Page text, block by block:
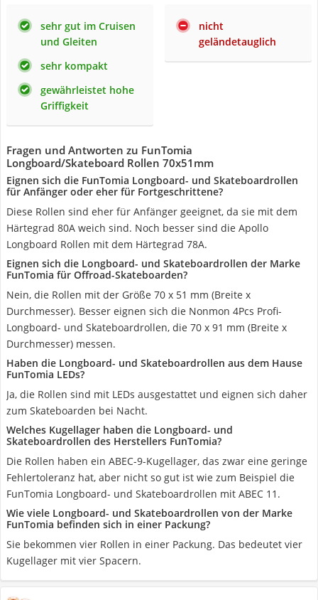
sehr gut im Cruisen
und Gleiten
sehr kompakt
gewährleistet hohe
Griffigkeit
nicht
geländetauglich
Fragen und Antworten zu FunTomia
Longboard/Skateboard Rollen 70x51mm
Eignen sich die FunTomia Longboard- und Skateboardrollen
für Anfänger oder eher für Fortgeschrittene?
Diese Rollen sind eher für Anfänger geeignet, da sie mit dem
Härtegrad 80A weich sind. Noch besser sind die Apollo
Longboard Rollen mit dem Härtegrad 78A.
Eignen sich die Longboard- und Skateboardrollen der Marke
FunTomia für Offroad-Skateboarden?
Nein, die Rollen mit der Größe 70 x 51 mm (Breite x
Durchmesser). Besser eignen sich die Nonmon 4Pcs Profi-
Longboard- und Skateboardrollen, die 70 x 91 mm (Breite x
Durchmesser) messen.
Haben die Longboard- und Skateboardrollen aus dem Hause
FunTomia LEDs?
Ja, die Rollen sind mit LEDs ausgestattet und eignen sich daher
zum Skateboarden bei Nacht.
Welches Kugellager haben die Longboard- und
Skateboardrollen des Herstellers FunTomia?
Die Rollen haben ein ABEC-9-Kugellager, das zwar eine geringe
Fehlertoleranz hat, aber nicht so gut ist wie zum Beispiel die
FunTomia Longboard- und Skateboardrollen mit ABEC 11.
Wie viele Longboard- und Skateboardrollen von der Marke
FunTomia befinden sich in einer Packung?
Sie bekommen vier Rollen in einer Packung. Das bedeutet vier
Kugellager mit vier Spacern.